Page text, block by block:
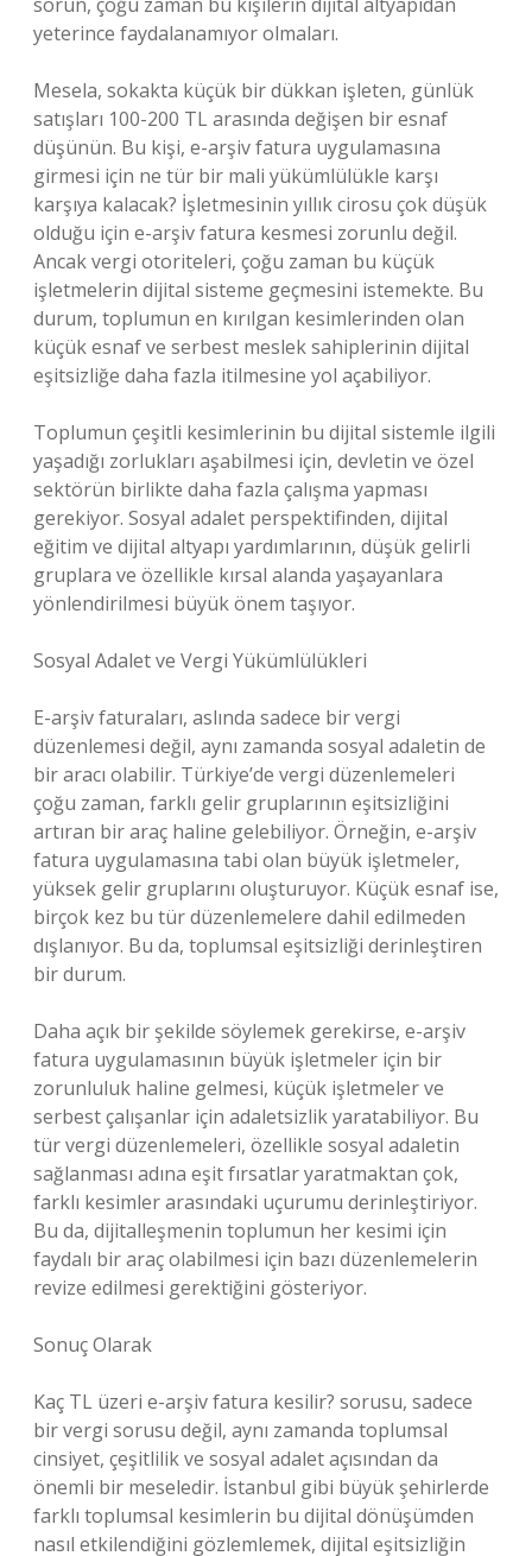
yeterince faydalanamıyor olmaları.
Mesela, sokakta küçük bir dükkan işleten, günlük
satışları 100-200 TL arasında değişen bir esnaf
düşünün. Bu kişi, e-arşiv fatura uygulamasına
girmesi için ne tür bir mali yükümlülükle karşı
karşıya kalacak? İşletmesinin yıllık cirosu çok düşük
olduğu için e-arşiv fatura kesmesi zorunlu değil.
Ancak vergi otoriteleri, çoğu zaman bu küçük
işletmelerin dijital sisteme geçmesini istemekte. Bu
durum, toplumun en kırılgan kesimlerinden olan
küçük esnaf ve serbest meslek sahiplerinin dijital
eşitsizliğe daha fazla itilmesine yol açabiliyor.
Toplumun çeşitli kesimlerinin bu dijital sistemle ilgili
yaşadığı zorlukları aşabilmesi için, devletin ve özel
sektörün birlikte daha fazla çalışma yapması
gerekiyor. Sosyal adalet perspektifinden, dijital
eğitim ve dijital altyapı yardımlarının, düşük gelirli
gruplara ve özellikle kırsal alanda yaşayanlara
yönlendirilmesi büyük önem taşıyor.
Sosyal Adalet ve Vergi Yükümlülükleri
E-arşiv faturaları, aslında sadece bir vergi
düzenlemesi değil, aynı zamanda sosyal adaletin de
bir aracı olabilir. Türkiye’de vergi düzenlemeleri
çoğu zaman, farklı gelir gruplarının eşitsizliğini
artıran bir araç haline gelebiliyor. Örneğin, e-arşiv
fatura uygulamasına tabi olan büyük işletmeler,
yüksek gelir gruplarını oluşturuyor. Küçük esnaf ise,
birçok kez bu tür düzenlemelere dahil edilmeden
dışlanıyor. Bu da, toplumsal eşitsizliği derinleştiren
bir durum.
Daha açık bir şekilde söylemek gerekirse, e-arşiv
fatura uygulamasının büyük işletmeler için bir
zorunluluk haline gelmesi, küçük işletmeler ve
serbest çalışanlar için adaletsizlik yaratabiliyor. Bu
tür vergi düzenlemeleri, özellikle sosyal adaletin
sağlanması adına eşit fırsatlar yaratmaktan çok,
farklı kesimler arasındaki uçurumu derinleştiriyor.
Bu da, dijitalleşmenin toplumun her kesimi için
faydalı bir araç olabilmesi için bazı düzenlemelerin
revize edilmesi gerektiğini gösteriyor.
Sonuç Olarak
Kaç TL üzeri e-arşiv fatura kesilir? sorusu, sadece
bir vergi sorusu değil, aynı zamanda toplumsal
cinsiyet, çeşitlilik ve sosyal adalet açısından da
önemli bir meseledir. İstanbul gibi büyük şehirlerde
farklı toplumsal kesimlerin bu dijital dönüşümden
nasıl etkilendiğini gözlemlemek, dijital eşitsizliğin